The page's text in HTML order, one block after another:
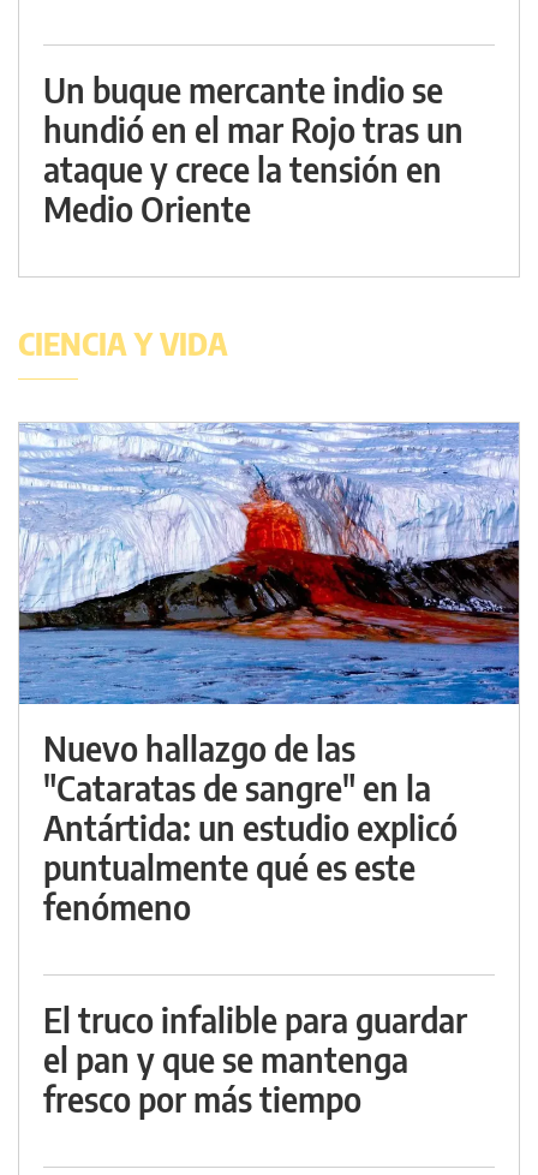
Un buque mercante indio se
hundió en el mar Rojo tras un
ataque y crece la tensión en
Medio Oriente
CIENCIA Y VIDA
Nuevo hallazgo de las
"Cataratas de sangre" en la
Antártida: un estudio explicó
puntualmente qué es este
fenómeno
El truco infalible para guardar
el pan y que se mantenga
fresco por más tiempo